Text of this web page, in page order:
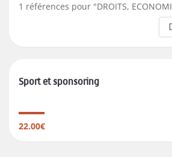
1 références pour "DROITS, ECONOMI
Sport et sponsoring
22.00€